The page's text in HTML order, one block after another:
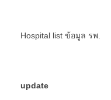
Hospital list ข้อมูล รพ.
update